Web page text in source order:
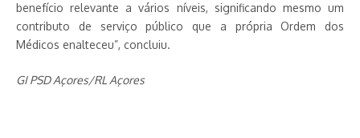
benefício relevante a vários níveis, significando mesmo um
contributo de serviço público que a própria Ordem dos
Médicos enalteceu”, concluiu.
GI PSD Açores/RL Açores